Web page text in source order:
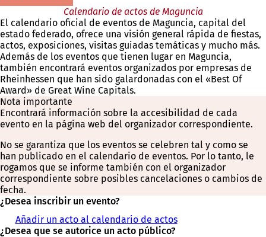
Calendario de actos de Maguncia
El calendario oficial de eventos de Maguncia, capital del
estado federado, ofrece una visión general rápida de fiestas,
actos, exposiciones, visitas guiadas temáticas y mucho más.
Además de los eventos que tienen lugar en Maguncia,
también encontrará eventos organizados por empresas de
Rheinhessen que han sido galardonadas con el «Best Of
Award» de Great Wine Capitals.
Nota importante
Encontrará información sobre la accesibilidad de cada
evento en la página web del organizador correspondiente.
No se garantiza que los eventos se celebren tal y como se
han publicado en el calendario de eventos. Por lo tanto, le
rogamos que se informe también con el organizador
correspondiente sobre posibles cancelaciones o cambios de
fecha.
¿Desea inscribir un evento?
Añadir un acto al calendario de actos
¿Desea que se autorice un acto público?